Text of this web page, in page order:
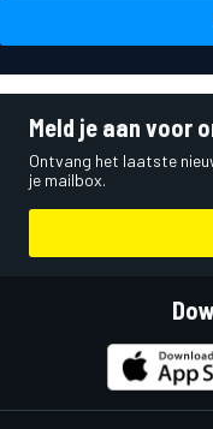
Meld je aan voor
Ontvang het laatste
je mailbox.